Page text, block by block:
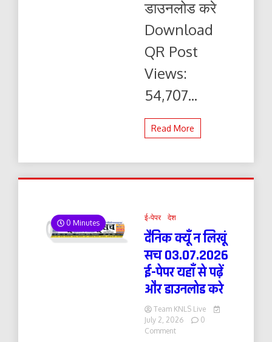
यहाँ
पढ़ें
डाउनलोड
डाउनलोड करे
Download
QR Post
Views:
54,707...
Read More
0 Minutes
ई-पेपर देश
दैनिक क्यूँ न लिखूं
सच 03.07.2026
ई-पेपर यहाँ से पढ़ें
और डाउनलोड करे
Team KNLS Live
July 2, 2026
0
Commenton